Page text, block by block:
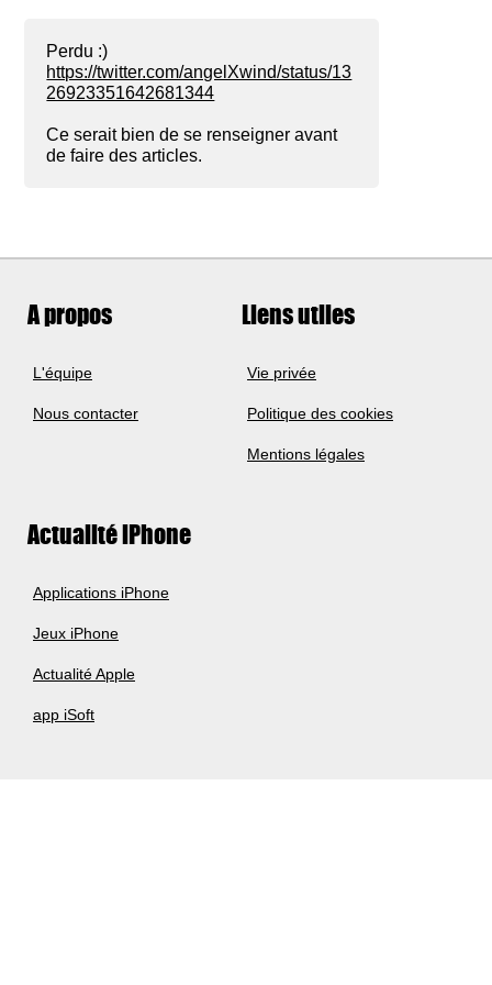
Perdu :)
https://twitter.com/angelXwind/status/13
26923351642681344
Ce serait bien de se renseigner avant
de faire des articles.
A propos
L'équipe
Nous contacter
Liens utiles
Vie privée
Politique des cookies
Mentions légales
Actualité iPhone
Applications iPhone
Jeux iPhone
Actualité Apple
app iSoft